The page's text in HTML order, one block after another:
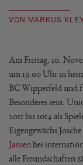
VON MARKUS
Am Freitag, 10.
um 19.00 Uhr in
BC Wipperfeld und
Besonderes sein.
2011 bis 1014 als
Eigengewächs
Jansen bei
alle Freundschaften